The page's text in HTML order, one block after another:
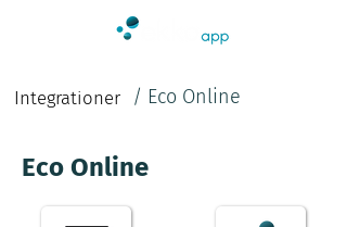
Integrationer / Eco Online
Eco Online